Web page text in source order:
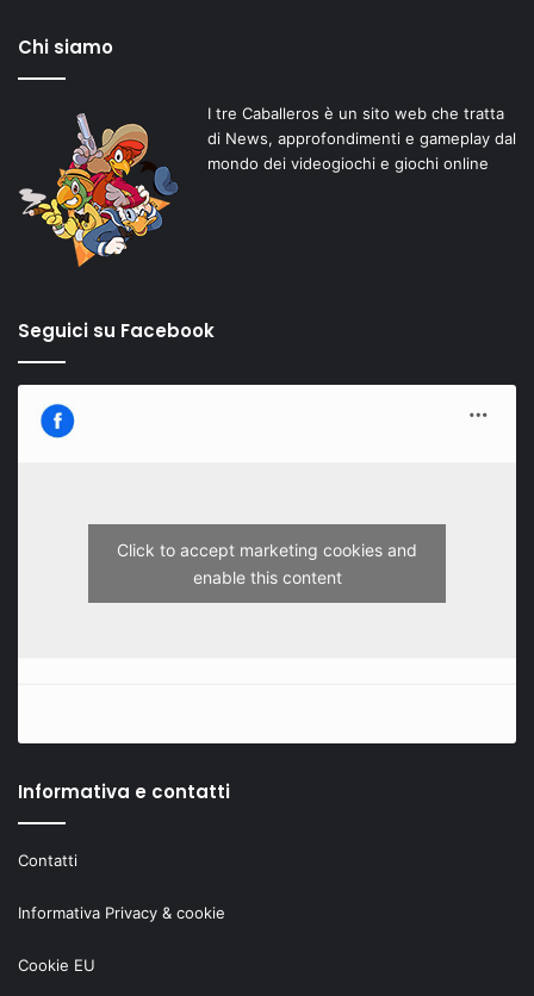
Chi siamo
I tre Caballeros è un sito web che tratta
di News, approfondimenti e gameplay dal
mondo dei videogiochi e giochi online
Seguici su Facebook
Click to accept marketing cookies and
enable this content
Informativa e contatti
Contatti
Informativa Privacy & cookie
Cookie EU